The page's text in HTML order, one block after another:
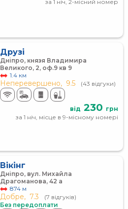
за 1 ніч, 2-місний номер
Друзі
Дніпро, князя Владимира
Великого, 2, оф.9 кв 9
1.4 км
Неперевершено, 9.5 (43 відгуки)
від 230 грн
за 1 ніч, місце в 9-місному номері
Вікінг
Дніпро, вул. Михайла
Драгоманова, 42 а
874 м
Добре, 7.3
(7 відгуків)
Без передоплати